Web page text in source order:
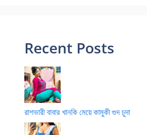
Recent Posts
রাশভারী বাবার খানকি মেয়ে কামুকী গুদ চুদা